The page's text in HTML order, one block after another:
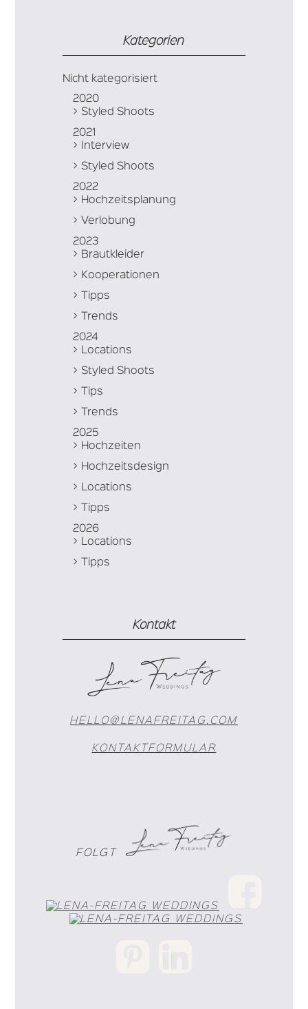
Kategorien
Nicht kategorisiert
2020
Styled Shoots
2021
Interview
Styled Shoots
2022
Hochzeitsplanung
Verlobung
2023
Brautkleider
Kooperationen
Tipps
Trends
2024
Locations
Styled Shoots
Tips
Trends
2025
Hochzeiten
Hochzeitsdesign
Locations
Tipps
2026
Locations
Tipps
Kontakt
HELLO@LENAFREITAG.COM
KONTAKTFORMULAR
FOLGT